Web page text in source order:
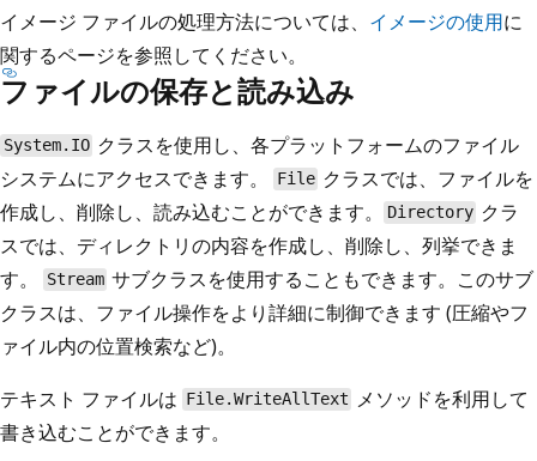
イメージ ファイルの処理方法については、 イメージの使用に
関するページを参照してください。
ファイルの保存と読み込み
System.IO クラスを使用し、各プラットフォームのファイル
システムにアクセスできます。
File クラスでは、ファイルを
作成し、削除し、読み込むことができます。
Directory クラ
スでは、ディレクトリの内容を作成し、削除し、列挙できま
す。
Stream サブクラスを使用することもできます。このサブ
クラスは、ファイル操作をより詳細に制御できます (圧縮やフ
ァイル内の位置検索など)。
テキスト ファイルは File.WriteAllText メソッドを利用して
書き込むことができます。